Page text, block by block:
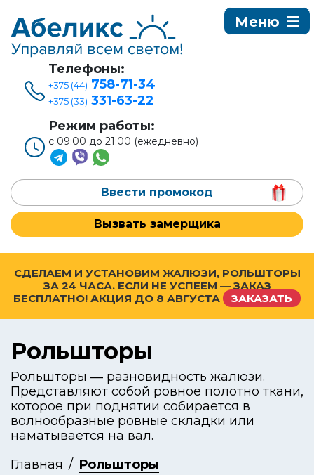
Телефоны:
+375 (44) 758-71-34
+375 (33) 331-63-22
Режим работы:
с 09:00 до 21:00 (ежедневно)
Ввести промокод
Вызвать замерщика
СДЕЛАЕМ И УСТАНОВИМ ЖАЛЮЗИ, РОЛЬШТОРЫ
ЗА 24 ЧАСА. ЕСЛИ НЕ УСПЕЕМ — ЗАКАЗ
БЕСПЛАТНО! АКЦИЯ ДО 8 АВГУСТА ЗАКАЗАТЬ
Рольшторы
Рольшторы ― разновидность жалюзи.
Представляют собой ровное полотно ткани,
которое при поднятии собирается в
волнообразные ровные складки или
наматывается на вал.
Главная
Рольшторы